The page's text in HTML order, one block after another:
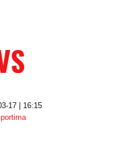
17 | 16:15